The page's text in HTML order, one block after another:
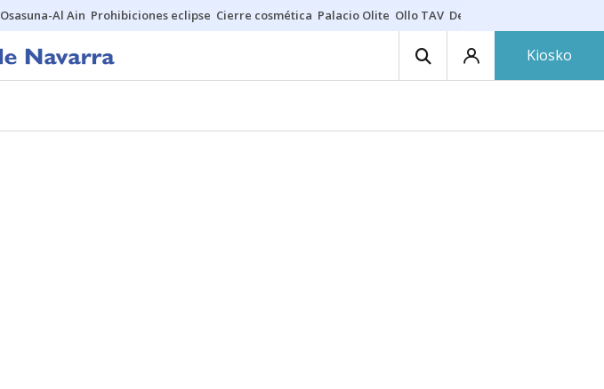
Osasuna-Al Ain Prohibiciones eclipse Cierre cosmética Palacio Olite Ollo TAV Derrama vecinos
Kiosko